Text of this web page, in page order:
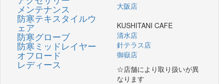
メンテナンス
防寒テキスタイルウ
ェア
防寒グローブ
防寒ミッドレイヤー
オフロード
レディース
大阪店
KUSHITANI CAFE
清水店
針テラス店
御嶽店
☆店舗により取り扱いが異
なります